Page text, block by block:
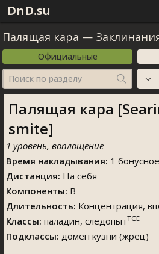
DnD.su
Палящая кара —
Официальные
Поиск по разделу
Палящая кара
mite]
1 уровень, воплощение
Время накладывания: 1
Дистанция: На себя
Компоненты: В
Длительность: Концентрация,
Классы: паладин, следопытTCE
Подклассы: домен кузни (жрец)